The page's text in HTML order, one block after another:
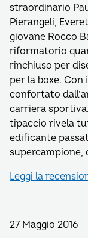
straordinario
Pierangeli,
giovane Rocco
riformatorio
rinchiuso per
per la boxe. Con
confortato
carriera
tipaccio rivela
edificante
supercampione,
Leggi la
27 Maggio 2016